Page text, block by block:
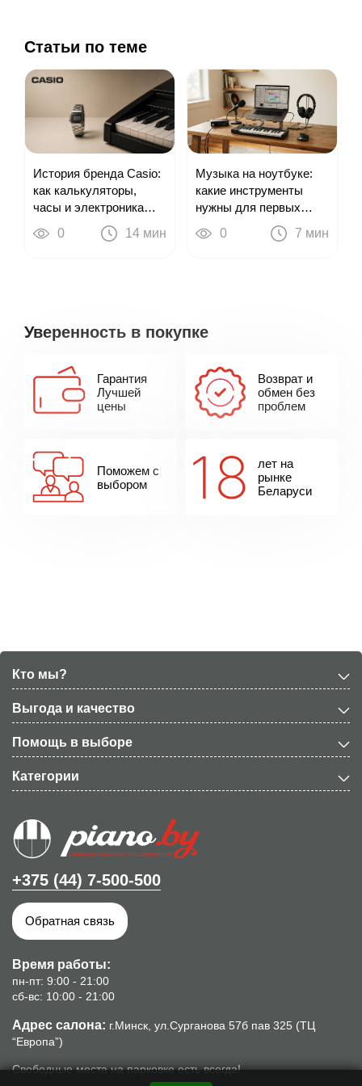
регуляторов и контроллеров, позволяющих
пользователю получить полный контроль над своим
инструментом. Играйте в удовольствие. А синтезатор
KURZWEIL PC3K8 прекрасно поможет вам в этом.
Статьи по теме
История бренда Casio:
как калькуляторы,
часы и электроника
привели к цифровым
пианино
0 14 мин
Музыка на ноутбуке:
какие инструменты
нужны для первых
0 7 мин
Уверенность в покупке
Гарантия
Лучшей
цены
Возврат и
обмен без
проблем
Поможем с
выбором
лет на
рынке
Беларуси
Кто мы?
Выгода и качество
Помощь в выборе
Категории
+375 (44) 7-500-500
Обратная связь
Время работы:
пн-пт: 9:00 - 21:00
сб-вс: 10:00 - 21:00
Адрес салона: г.Минск, ул.Сурганова 57б пав 325 (ТЦ
“Европа”)
Свободные места на парковке есть всегда!